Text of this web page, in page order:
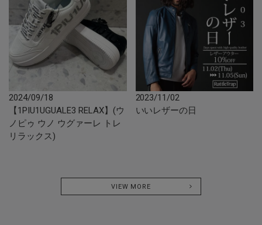
2024/09/18
【1PIU1UGUALE3 RELAX】(ウ
ノピゥ ウノ ウグァーレ トレ
リラックス)
2023/11/02
いいレザーの日
VIEW MORE